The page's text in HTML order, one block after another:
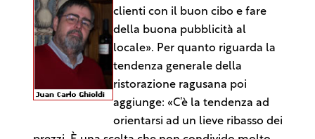
clienti con il buon cibo e fare
della buona pubblicità al
locale». Per quanto riguarda la
tendenza generale della
ristorazione ragusana poi
aggiunge: «C’è la tendenza ad
orientarsi ad un lieve ribasso dei